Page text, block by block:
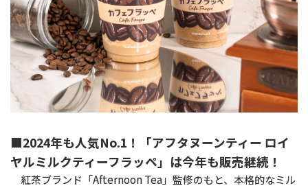
■2024年も人気No.1！「アフタヌーンティー ロイ
ヤルミルクティーフラッペ」は今年も販売継続！
紅茶ブランド「Afternoon Tea」監修のもと、本格的なミル